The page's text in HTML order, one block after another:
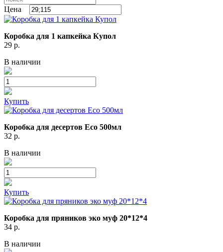
Цена
Коробка для 1 капкейка Купол
29 р.
В наличии
Купить
Коробка для десертов Eco 500мл
32 р.
В наличии
Купить
Коробка для пряников эко муф 20*12*4
34 р.
В наличии